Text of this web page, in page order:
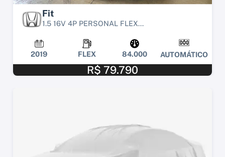
Fit
1.5 16V 4P PERSONAL FLEX...
2019 FLEX 84.000 AUTOMÁTICO
R$ 79.790